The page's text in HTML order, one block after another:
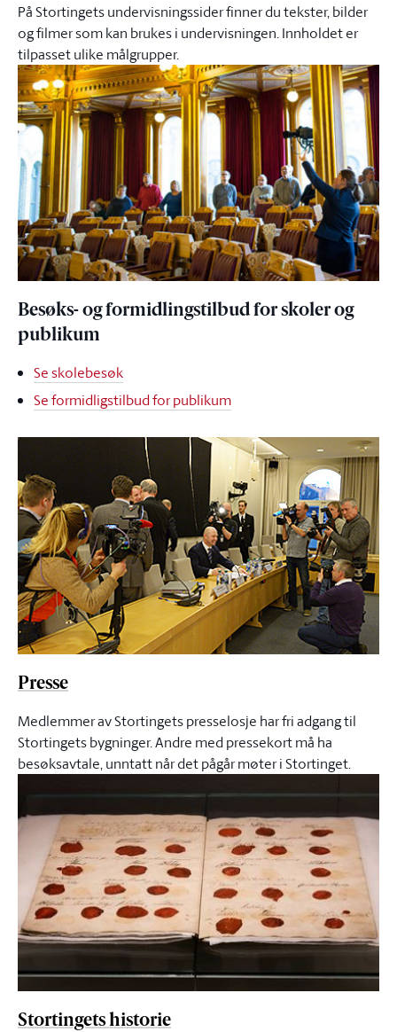
På Stortingets undervisningssider finner du tekster, bilder
og filmer som kan brukes i undervisningen. Innholdet er
tilpasset ulike målgrupper.
Besøks- og formidlingstilbud for skoler og
publikum
Se skolebesøk
Se formidligstilbud for publikum
Presse
Medlemmer av Stortingets presselosje har fri adgang til
Stortingets bygninger. Andre med pressekort må ha
besøksavtale, unntatt når det pågår møter i Stortinget.
Stortingets historie